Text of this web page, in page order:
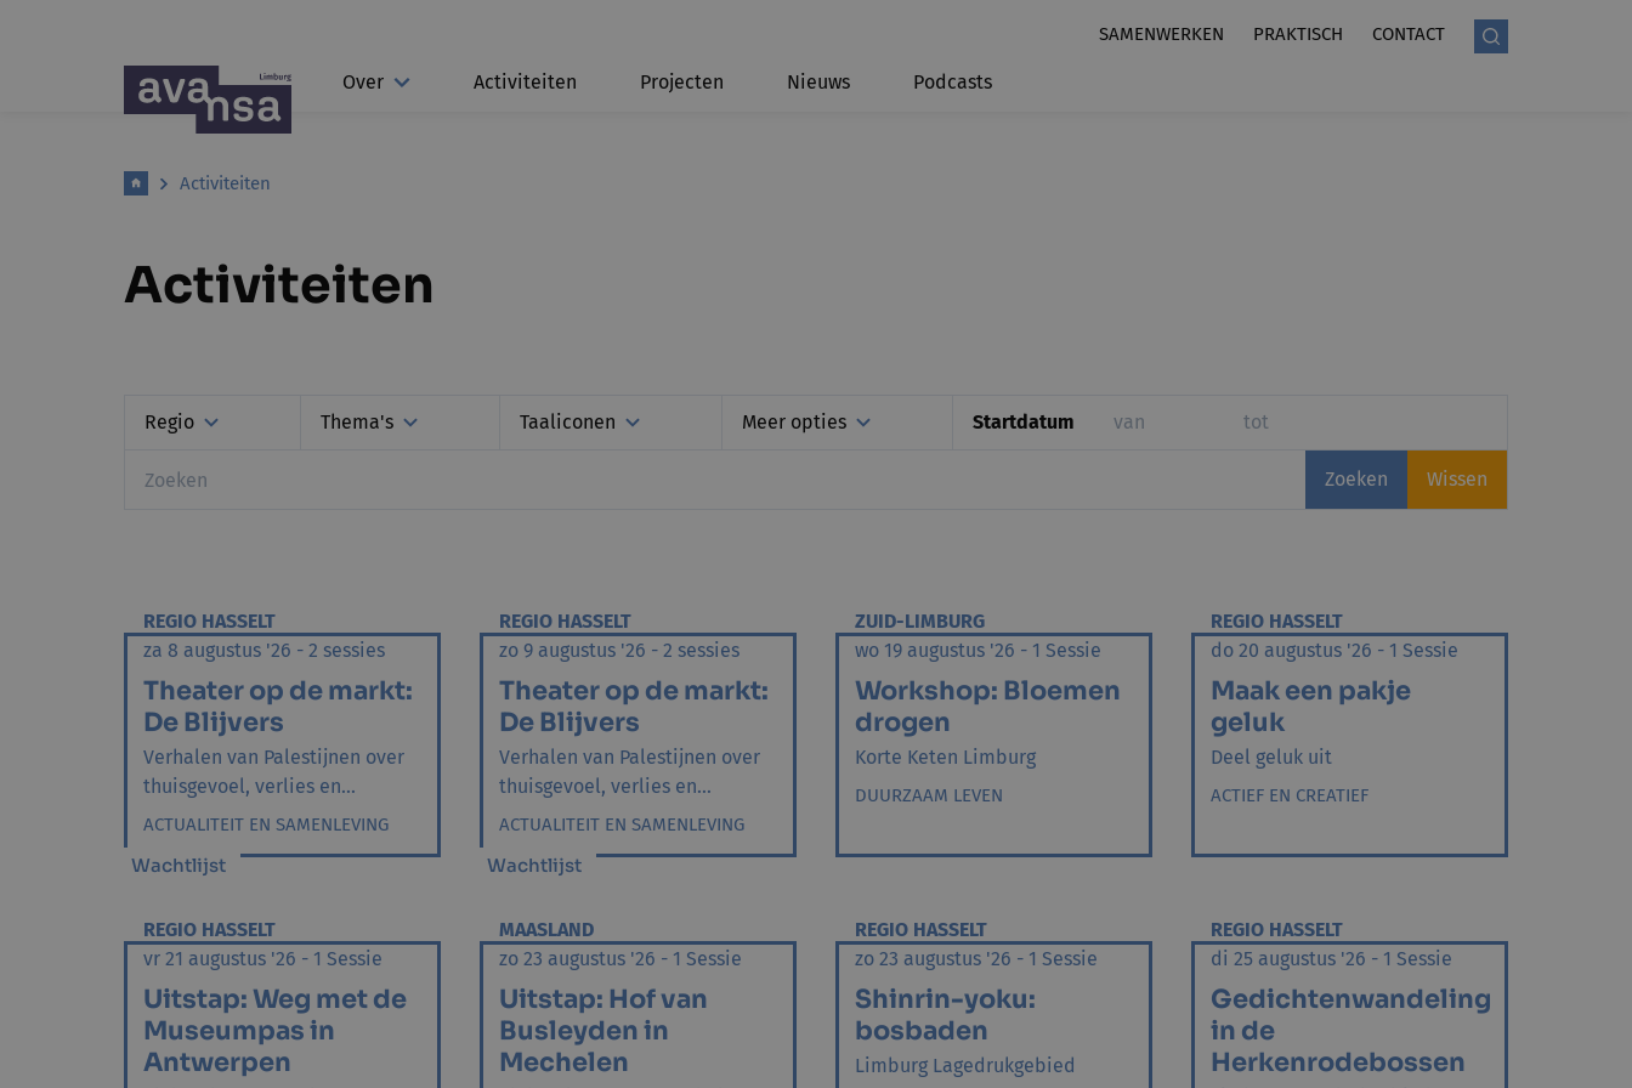
SAMENWERKEN PRAKTISCH CONTACT
Over Activiteiten Projecten Nieuws Podcasts
Activiteiten
Activiteiten
Regio Thema's Taaliconen Meer opties Startdatum
Zoeken Wissen
REGIO HASSELT
za 8 augustus '26 - 2 sessies
Theater op de markt:
De Blijvers
Verhalen van Palestijnen over
thuisgevoel, verlies en...
ACTUALITEIT EN SAMENLEVING
REGIO HASSELT
zo 9 augustus '26 - 2 sessies
Theater op de markt:
De Blijvers
Verhalen van Palestijnen over
thuisgevoel, verlies en...
ACTUALITEIT EN SAMENLEVING
ZUID-LIMBURG
wo 19 augustus '26 - 1 Sessie
Workshop: Bloemen
drogen
Korte Keten Limburg
DUURZAAM LEVEN
REGIO HASSELT
do 20 augustus '26 - 1 Sessie
Maak een pakje
geluk
Deel geluk uit
ACTIEF EN CREATIEF
Wachtlijst
REGIO HASSELT
vr 21 augustus '26 - 1 Sessie
Uitstap: Weg met de
Museumpas in
Antwerpen
Wachtlijst
MAASLAND
zo 23 augustus '26 - 1 Sessie
Uitstap: Hof van
Busleyden in
Mechelen
REGIO HASSELT
zo 23 augustus '26 - 1 Sessie
Shinrin-yoku:
bosbaden
Limburg Lagedrukgebied
REGIO HASSELT
di 25 augustus '26 - 1 Sessie
Gedichtenwandeling
in de
Herkenrodebossen